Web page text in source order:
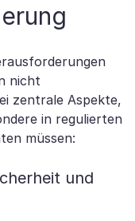
nicht
zentrale Aspekte,
in regulierten
müssen:
und